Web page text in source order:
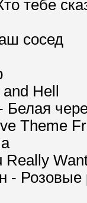
тебе
сосед
Hell
Theme
Really
- Розовые